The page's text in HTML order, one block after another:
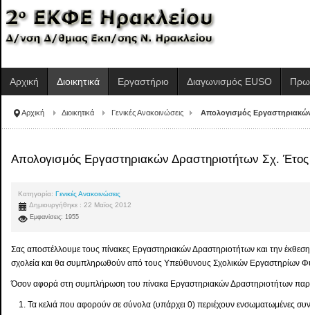
Αρχική Διοικητικά Εργαστήριο Διαγωνισμός EUSO
Αρχική Διοικητικά Γενικές Ανακοινώσεις Απολογισμός
Απολογισμός Εργαστηριακών Δραστηριοτήτων Σχ.
Κατηγορία:Γενικές Ανακοινώσεις
Δημιουργήθηκε : 22 Μαϊος 2012
Εμφανίσεις: 1955
Σας αποστέλλουμε τους πίνακες Εργαστηριακών Δραστηριοτήτων και την
σχολεία και θα συμπληρωθούν από τους Υπεύθυνους Σχολικών Εργαστηρίων
Όσον αφορά στη συμπλήρωση του πίνακα Εργαστηριακών Δραστηριοτήτων
Τα κελιά που αφορούν σε σύνολα (υπάρχει 0) περιέχουν ενσωματωμένες